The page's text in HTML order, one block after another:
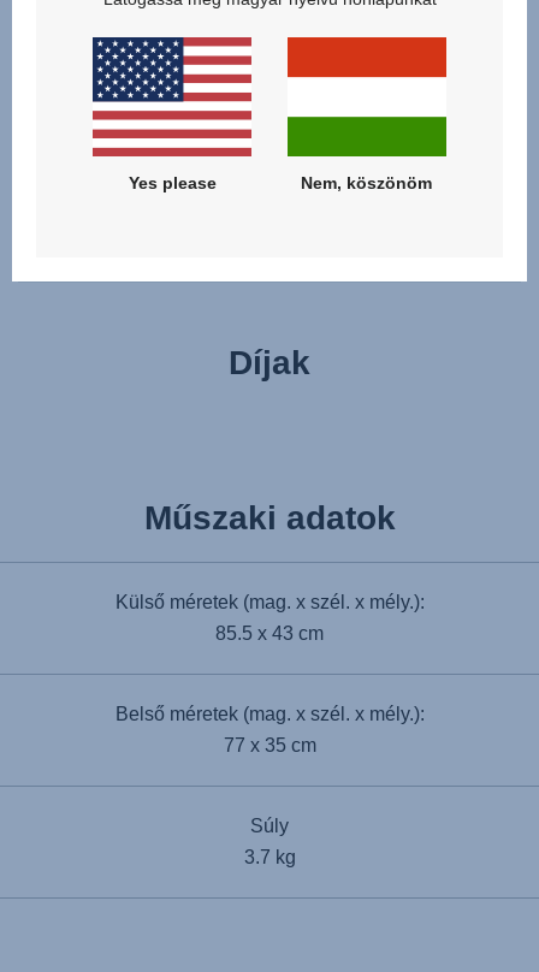
megzavarná – a szellőzőablak csendesen nyílik, mágnessel, nem
pedig zajos tépőzárral. Kíméletesen emelheti ki a babát a
cipzáros lábzsák segítségével, anélkül, hogy teljesen el kellene
távolítania. Vagy emelje ki a könnyű mózeskosarat simán, a
memóriafunkciós gombok segítségével, még akkor is, ha csak az
egyik keze szabad.
Díjak
Műszaki adatok
Külső méretek (mag. x szél. x mély.):
85.5 x 43 cm
Belső méretek (mag. x szél. x mély.):
77 x 35 cm
Súly
3.7 kg
Yes please Nem, köszönöm